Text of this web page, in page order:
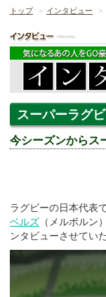
トップ インタビュー
スーパーラグ
今シーズンからス
ラグビーの日本代表
ベルズ （メルボルン
ンタビューさせてい